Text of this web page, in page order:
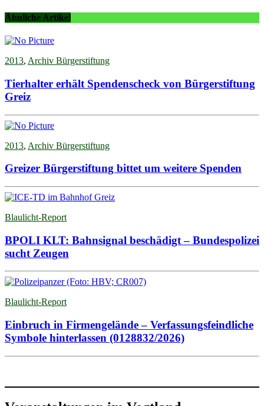
Ähnliche Artikel
2013, Archiv Bürgerstiftung
Tierhalter erhält Spendenscheck von Bürgerstiftung
Greiz
2013, Archiv Bürgerstiftung
Greizer Bürgerstiftung bittet um weitere Spenden
Blaulicht-Report
BPOLI KLT: Bahnsignal beschädigt – Bundespolizei
sucht Zeugen
Blaulicht-Report
Einbruch in Firmengelände – Verfassungsfeindliche
Symbole hinterlassen (0128832/2026)